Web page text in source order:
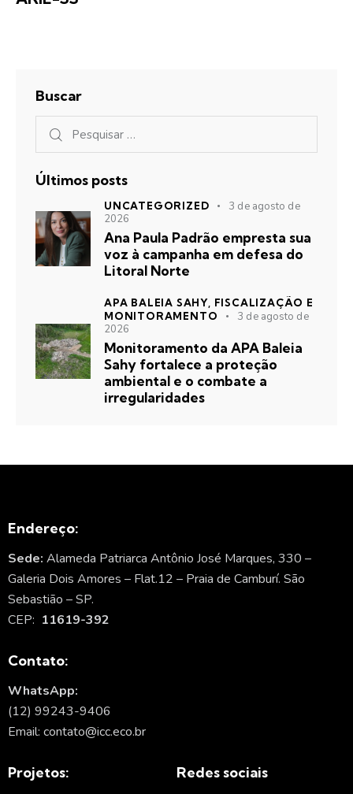
Buscar
Últimos posts
UNCATEGORIZED
3 de agosto de
2026
Ana Paula Padrão empresta sua
voz à campanha em defesa do
Litoral Norte
APA BALEIA SAHY, FISCALIZAÇÃO E
MONITORAMENTO
3 de agosto de
2026
Monitoramento da APA Baleia
Sahy fortalece a proteção
ambiental e o combate a
irregularidades
Endereço:
Sede: Alameda Patriarca Antônio José Marques, 330 –
Galeria Dois Amores – Flat.12 – Praia de Camburí. São
Sebastião – SP.
CEP: 11619-392
Contato:
WhatsApp:
(12) 99243-9406
Email: contato@icc.eco.br
Projetos: Redes sociais